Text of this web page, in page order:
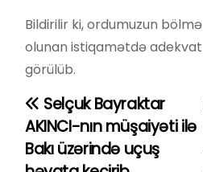
Bildirilir ki, ordumuzun
olunan istiqamətdə
görülüb.
Y
a
Selçuk Bayraktar
AKINCI-nın müşaiyəti ilə
Bakı üzərində uçuş